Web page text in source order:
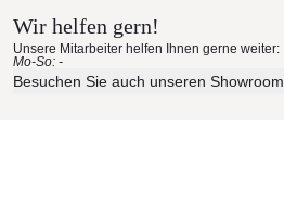
Wir helfen gern!
Unsere Mitarbeiter helfen Ihnen gerne weiter:
Mo-So: -
Besuchen Sie auch unseren Showroom